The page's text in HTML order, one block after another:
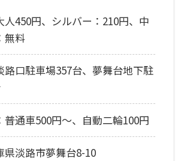
人450円、シルバー：210円、中
無料
路口駐車場357台、夢舞台地下駐
普通車500円～、自動二輪100円
県淡路市夢舞台8-10